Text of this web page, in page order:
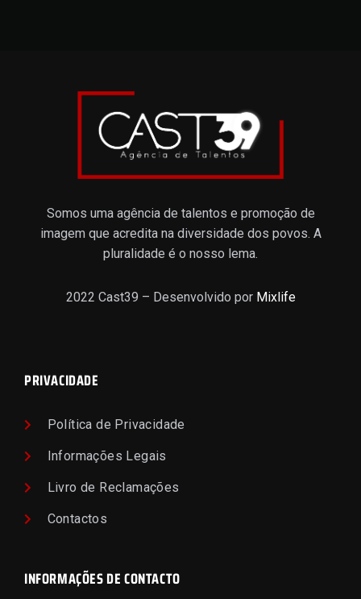
Somos uma agência de talentos e promoção de
imagem que acredita na diversidade dos povos. A
pluralidade é o nosso lema.
2022 Cast39 – Desenvolvido por Mixlife
PRIVACIDADE
Política de Privacidade
Informações Legais
Livro de Reclamações
Contactos
INFORMAÇÕES DE CONTACTO